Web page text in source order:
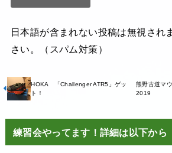
日本語が含まれない投稿は無視され
さい。（スパム対策）
HOKA 「Challenger ATR5」ゲッ
ト！
熊野古道マ
2019
練習会やってます！詳細は以下から